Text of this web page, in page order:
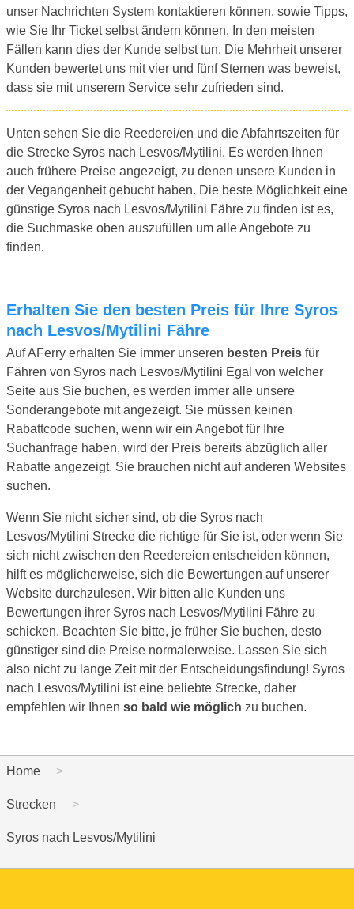
unser Nachrichten System kontaktieren können, sowie Tipps,
wie Sie Ihr Ticket selbst ändern können. In den meisten
Fällen kann dies der Kunde selbst tun. Die Mehrheit unserer
Kunden bewertet uns mit vier und fünf Sternen was beweist,
dass sie mit unserem Service sehr zufrieden sind.
Unten sehen Sie die Reederei/en und die Abfahrtszeiten für
die Strecke Syros nach Lesvos/Mytilini. Es werden Ihnen
auch frühere Preise angezeigt, zu denen unsere Kunden in
der Vegangenheit gebucht haben. Die beste Möglichkeit eine
günstige Syros nach Lesvos/Mytilini Fähre zu finden ist es,
die Suchmaske oben auszufüllen um alle Angebote zu
finden.
Erhalten Sie den besten Preis für Ihre Syros
nach Lesvos/Mytilini Fähre
Auf AFerry erhalten Sie immer unseren besten Preis für
Fähren von Syros nach Lesvos/Mytilini Egal von welcher
Seite aus Sie buchen, es werden immer alle unsere
Sonderangebote mit angezeigt. Sie müssen keinen
Rabattcode suchen, wenn wir ein Angebot für Ihre
Suchanfrage haben, wird der Preis bereits abzüglich aller
Rabatte angezeigt. Sie brauchen nicht auf anderen Websites
suchen.
Wenn Sie nicht sicher sind, ob die Syros nach
Lesvos/Mytilini Strecke die richtige für Sie ist, oder wenn Sie
sich nicht zwischen den Reedereien entscheiden können,
hilft es möglicherweise, sich die Bewertungen auf unserer
Website durchzulesen. Wir bitten alle Kunden uns
Bewertungen ihrer Syros nach Lesvos/Mytilini Fähre zu
schicken. Beachten Sie bitte, je früher Sie buchen, desto
günstiger sind die Preise normalerweise. Lassen Sie sich
also nicht zu lange Zeit mit der Entscheidungsfindung! Syros
nach Lesvos/Mytilini ist eine beliebte Strecke, daher
empfehlen wir Ihnen so bald wie möglich zu buchen.
Home
Strecken
Syros nach Lesvos/Mytilini